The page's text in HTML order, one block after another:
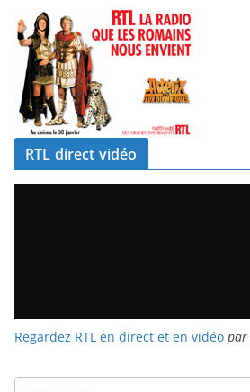
RTL direct vidéo
Regardez RTL en direct et en vidéo par